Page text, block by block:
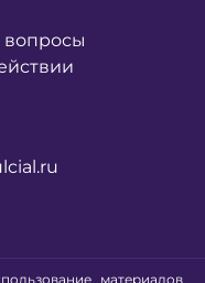
вопросы
материалов